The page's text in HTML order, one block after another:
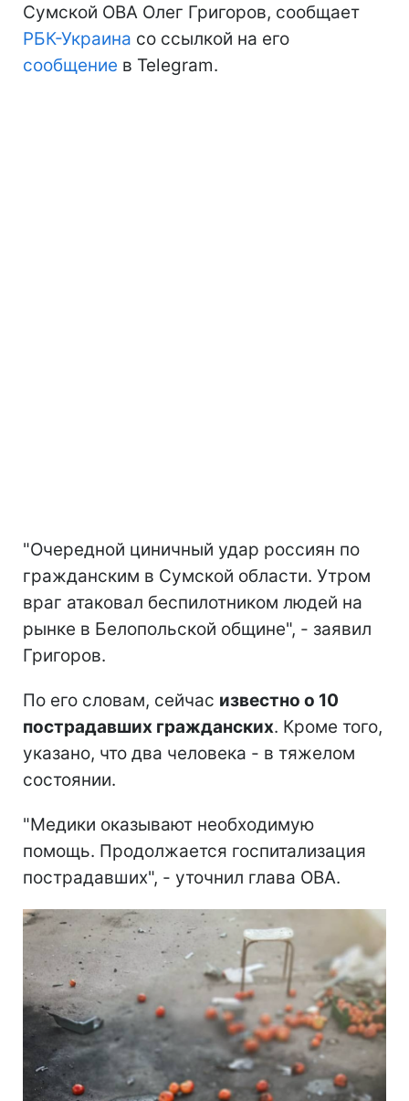
Сумской ОВА Олег Григоров, сообщает
РБК-Украина со ссылкой на его
сообщение в Telegram.
"Очередной циничный удар россиян по
гражданским в Сумской области. Утром
враг атаковал беспилотником людей на
рынке в Белопольской общине", - заявил
Григоров.
По его словам, сейчас известно о 10
пострадавших гражданских. Кроме того,
указано, что два человека - в тяжелом
состоянии.
"Медики оказывают необходимую
помощь. Продолжается госпитализация
пострадавших", - уточнил глава ОВА.